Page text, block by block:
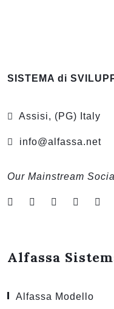
SISTEMA di
Assisi, (PG) Italy
info@alfassa.net
Our Mainstream
Alfassa
Alfassa Modello